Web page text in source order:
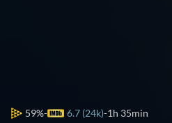
59% 6.7 (24k) 1h 35min